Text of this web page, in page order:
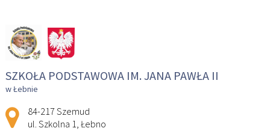
SZKOŁA PODSTAWOWA IM. JANA PAWŁA II
w Łebnie
Adres pocztowy:
84-217 Szemud
ul. Szkolna 1, Łebno